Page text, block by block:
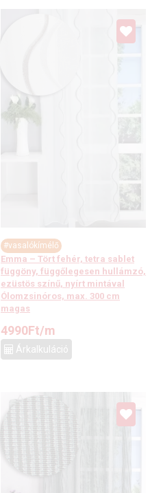
#vasalókímélő
Emma – Tört fehér, tetra sablet
függöny, függőlegesen hullámzó,
ezüstös színű, nyírt mintával
Ólomzsinóros, max. 300 cm
magas
4990Ft/m
Árkalkuláció